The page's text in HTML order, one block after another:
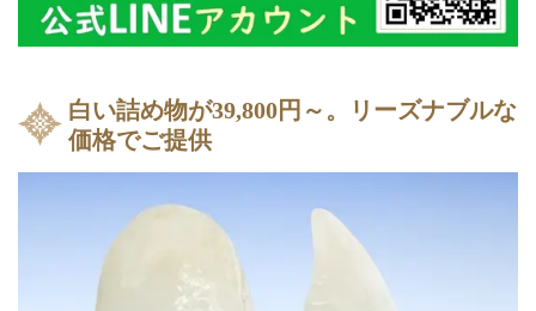
白い詰め物が39,800円～。
リーズナブルな
価格でご提供